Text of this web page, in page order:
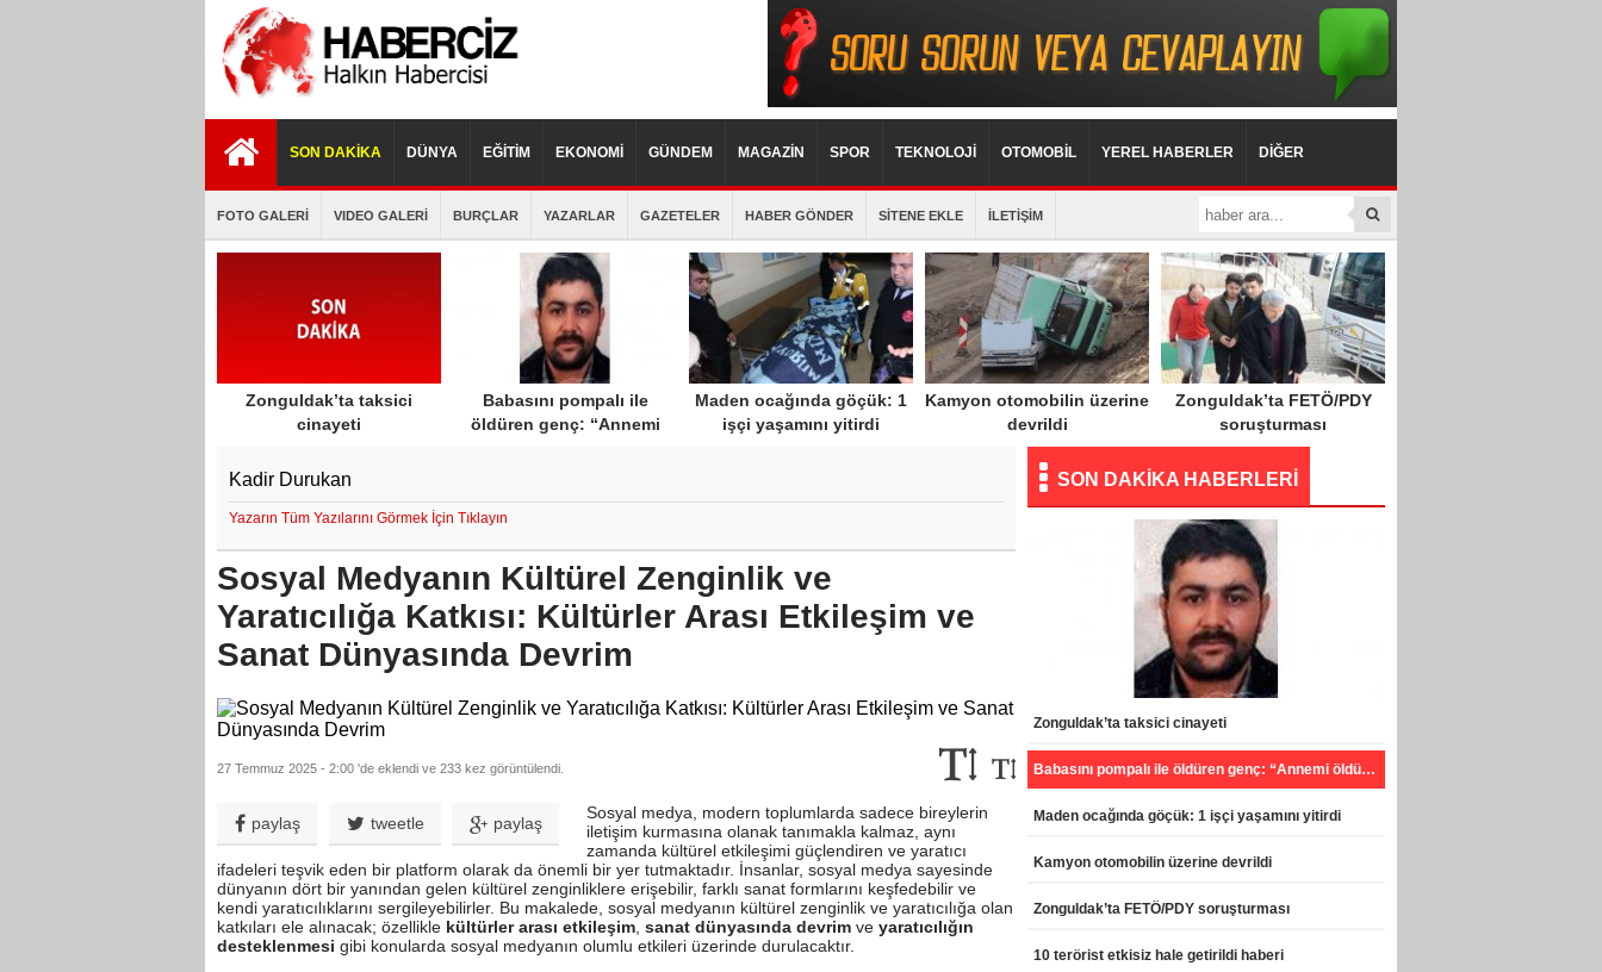
SON DAKİKA DÜNYA EĞİTİM EKONOMİ GÜNDEM MAGAZİN SPOR TEKNOLOJİ OTOMOBİL YEREL HABERLER DİĞER
FOTO GALERİ VIDEO GALERİ BURÇLAR YAZARLAR GAZETELER HABER GÖNDER SİTENE EKLE İLETİŞİM
Zonguldak’ta taksici
cinayeti
Babasını pompalı ile
öldüren genç: “Annemi
Maden ocağında göçük: 1
işçi yaşamını yitirdi
Kamyon otomobilin üzerine
devrildi
Zonguldak’ta FETÖ/PDY
soruşturması
Kadir Durukan
Yazarın Tüm Yazılarını Görmek İçin Tıklayın
Sosyal Medyanın Kültürel Zenginlik ve
Yaratıcılığa Katkısı: Kültürler Arası Etkileşim ve
Sanat Dünyasında Devrim
27 Temmuz 2025 - 2:00 'de eklendi ve 233 kez görüntülendi.
paylaş tweetle paylaş
Sosyal medya, modern toplumlarda sadece bireylerin
iletişim kurmasına olanak tanımakla kalmaz, aynı
zamanda kültürel etkileşimi güçlendiren ve yaratıcı
ifadeleri teşvik eden bir platform olarak da önemli bir yer tutmaktadır. İnsanlar, sosyal medya sayesinde
dünyanın dört bir yanından gelen kültürel zenginliklere erişebilir, farklı sanat formlarını keşfedebilir ve
kendi yaratıcılıklarını sergileyebilirler. Bu makalede, sosyal medyanın kültürel zenginlik ve yaratıcılığa olan
katkıları ele alınacak; özellikle kültürler arası etkileşim sanat dünyasında devrim ve yaratıcılığın
desteklenmesi gibi konularda sosyal medyanın olumlu etkileri üzerinde durulacaktır.
SON DAKİKA HABERLERİ
Zonguldak’ta taksici cinayeti
Babasını pompalı ile öldüren genç: “Annemi öldürecekti, can havliyle hareket ettim”
Maden ocağında göçük: 1 işçi yaşamını yitirdi
Kamyon otomobilin üzerine devrildi
Zonguldak’ta FETÖ/PDY soruşturması
10 terörist etkisiz hale getirildi haberi